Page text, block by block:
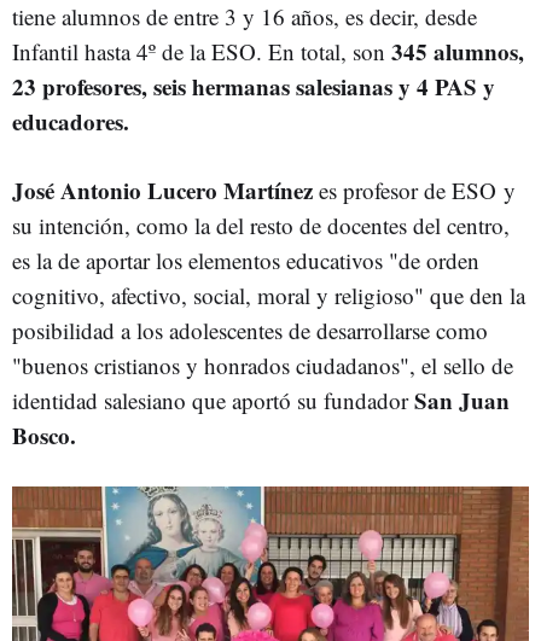
tiene alumnos de entre 3 y 16 años, es decir, desde
Infantil hasta 4º de la ESO. En total, son 345 alumnos,
23 profesores, seis hermanas salesianas y 4 PAS y
educadores.
José Antonio Lucero Martínez es profesor de ESO y
su intención, como la del resto de docentes del centro,
es la de aportar los elementos educativos "de orden
cognitivo, afectivo, social, moral y religioso" que den la
posibilidad a los adolescentes de desarrollarse como
"buenos cristianos y honrados ciudadanos", el sello de
identidad salesiano que aportó su fundadorSan Juan
Bosco.